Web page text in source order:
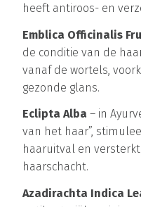
heeft antiroos- en
Emblica Officinalis
de conditie van de
vanaf de wortels,
gezonde glans.
Eclipta Alba – in
van het haar”,
haaruitval en
haarschacht.
Azadirachta Indica